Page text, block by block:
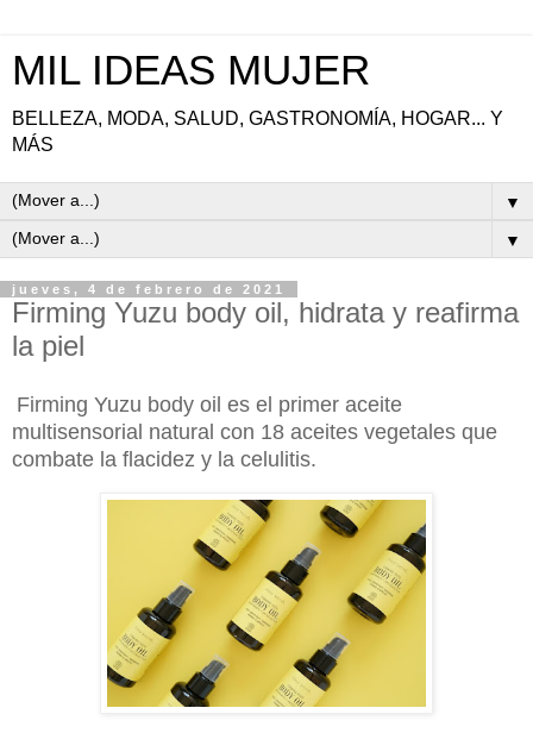
MIL IDEAS MUJER
BELLEZA, MODA, SALUD, GASTRONOMÍA, HOGAR... Y
MÁS
▼
▼
jueves, 4 de febrero de 2021
Firming Yuzu body oil, hidrata y reafirma
la piel
Firming Yuzu body oil es el primer aceite
multisensorial natural con 18 aceites vegetales que
combate la flacidez y la celulitis.